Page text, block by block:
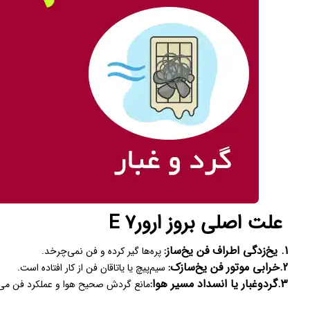
علت اصلی بروز ارور7 E
1. یخ‌زدگی اطراف فن یخ‌ساز: پره‌ها گیر کرده و فن نمی‌چرخد.
2.خرابی موتور فن یخ‌سازک: سیم‌پیچ یا یاتاقان فن از کار افتاده است.
3.گردوغبار یا انسداد مسیر هوا: مانع گردش صحیح هوا و عملکرد فن